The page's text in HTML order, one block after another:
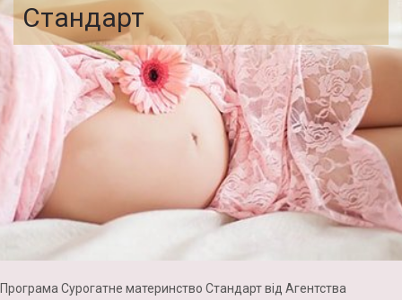
Стандарт
Програма Сурогатне материнство Стандарт від Агентства